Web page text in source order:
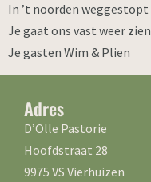
In ’t noorden weggestopt
Je gaat ons vast weer zien
Je gasten Wim & Plien
Adres
D’Olle Pastorie
Hoofdstraat 28
9975 VS Vierhuizen